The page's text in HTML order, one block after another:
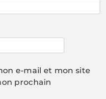
e-mail et mon site
prochain